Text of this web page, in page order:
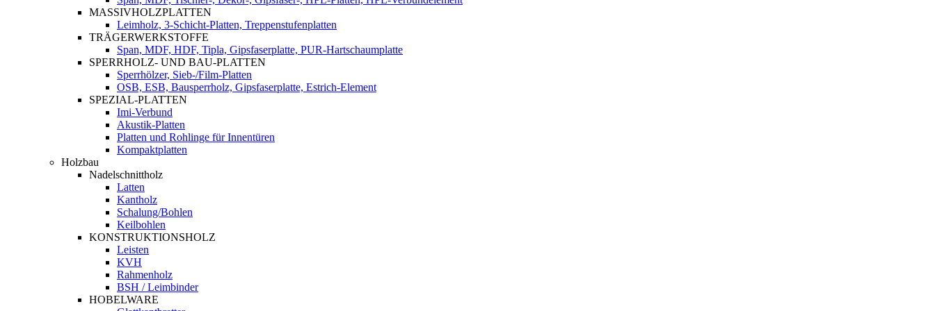
MASSIVHOLZPLATTEN
Leimholz, 3-Schicht-Platten, Treppenstufenplatten
TRÄGERWERKSTOFFE
Span, MDF, HDF, Tipla, Gipsfaserplatte, PUR-Hartschaumplatte
SPERRHOLZ- UND BAU-PLATTEN
Sperrhölzer, Sieb-/Film-Platten
OSB, ESB, Bausperrholz, Gipsfaserplatte, Estrich-Element
SPEZIAL-PLATTEN
Imi-Verbund
Akustik-Platten
Platten und Rohlinge für Innentüren
Kompaktplatten
Holzbau
Nadelschnittholz
Latten
Kantholz
Schalung/Bohlen
Keilbohlen
KONSTRUKTIONSHOLZ
Leisten
KVH
Rahmenholz
BSH / Leimbinder
HOBELWARE